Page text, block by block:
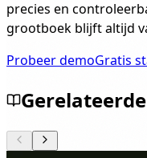
precies en
grootboek blijft altijd
Probeer demoGratis